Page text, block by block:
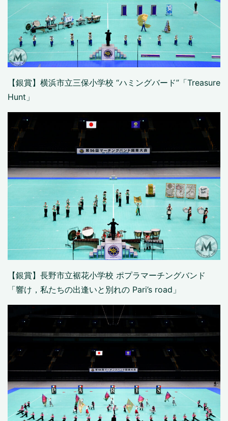
【銀賞】 横浜市立三保小学校 “ハミングバード” 「Treasure
Hunt 」
【銀賞】長野市立裾花小学校 ポプラマーチングバンド
「響け，私たちの出逢いと別れの Pari’s road」